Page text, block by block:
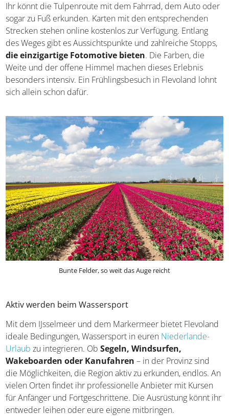
Ihr könnt die Tulpenroute mit dem Fahrrad, dem Auto oder
sogar zu Fuß erkunden. Karten mit den entsprechenden
Strecken stehen online kostenlos zur Verfügung. Entlang
des Weges gibt es Aussichtspunkte und zahlreiche Stopps,
die einzigartige Fotomotive bieten. Die Farben, die
Weite und der offene Himmel machen dieses Erlebnis
besonders intensiv. Ein Frühlingsbesuch in Flevoland lohnt
sich allein schon dafür.
Bunte Felder, so weit das Auge reicht
Aktiv werden beim Wassersport
Mit dem IJsselmeer und dem Markermeer bietet Flevoland
ideale Bedingungen, Wassersport in euren Niederlande-
Urlaub zu integrieren. ObSegeln, Windsurfen,
Wakeboarden oder Kanufahren – in der Provinz sind
die Möglichkeiten, die Region aktiv zu erkunden, endlos. An
vielen Orten findet ihr professionelle Anbieter mit Kursen
für Anfänger und Fortgeschrittene. Die Ausrüstung könnt ihr
entweder leihen oder eure eigene mitbringen.